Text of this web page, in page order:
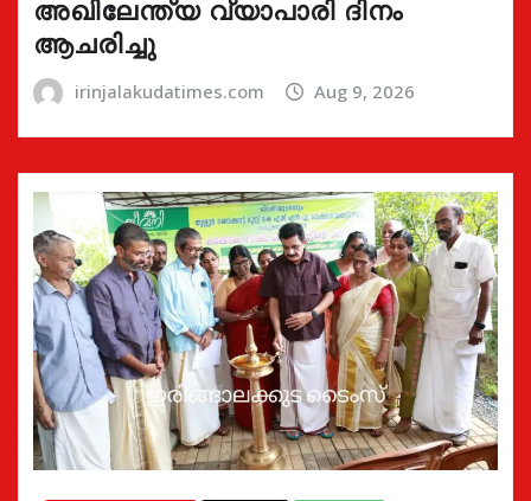
അഖിലേന്ത്യ വ്യാപാരി ദിനം
ആചരിച്ചു
irinjalakudatimes.com Aug 9, 2026